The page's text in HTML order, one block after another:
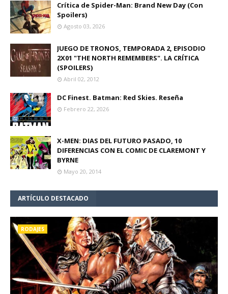
Crítica de Spider-Man: Brand New Day (Con
Spoilers)
Agosto 03, 2026
JUEGO DE TRONOS, TEMPORADA 2, EPISODIO
2X01 "THE NORTH REMEMBERS". LA CRÍTICA
(SPOILERS)
Abril 02, 2012
DC Finest. Batman: Red Skies. Reseña
Febrero 22, 2026
X-MEN: DIAS DEL FUTURO PASADO, 10
DIFERENCIAS CON EL COMIC DE CLAREMONT Y
BYRNE
Mayo 20, 2014
ARTÍCULO DESTACADO
RODAJES